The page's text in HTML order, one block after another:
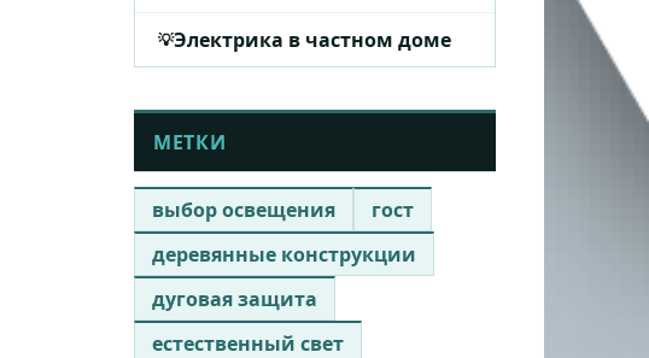
Электрика в частном доме
МЕТКИ
выбор освещения
гост
деревянные конструкции
дуговая защита
естественный свет